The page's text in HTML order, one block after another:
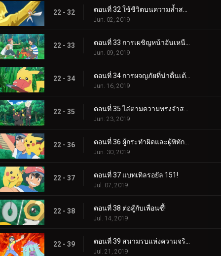
22 - 32
Jun. 02, 2019
22 - 33
Jun. 09, 2019
22 - 34
Jun. 16, 2019
22 - 35
Jun. 23, 2019
22 - 36
Jun. 30, 2019
22 - 37 ตอนที่ 37 แบทเทิลรอยัล 151!
Jul. 07, 2019
22 - 38 ตอนที่ 38 ต่อสู้กับเพื่อนซี้!
Jul. 14, 2019
22 - 39
Jul. 21, 2019